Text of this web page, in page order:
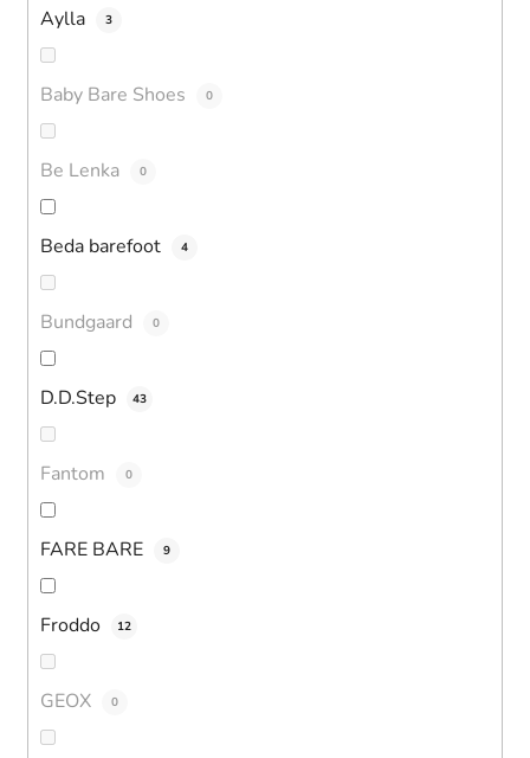
Aylla 3
Baby Bare Shoes 0
Be Lenka 0
Beda barefoot 4
Bundgaard 0
D.D.Step 43
Fantom 0
FARE BARE 9
Froddo 12
GEOX 0